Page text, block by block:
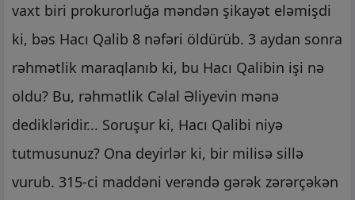
vaxt biri prokurorluğa məndən şikayət eləmişdi
ki, bəs Hacı Qalib 8 nəfəri öldürüb. 3 aydan sonra
rəhmətlik maraqlanıb ki, bu Hacı Qalibin işi nə
oldu? Bu, rəhmətlik Cəlal Əliyevin mənə
dedikləridir... Soruşur ki, Hacı Qalibi niyə
tutmusunuz? Ona deyirlər ki, bir milisə sillə
vurub. 315-ci maddəni verəndə gərək zərərçəkən